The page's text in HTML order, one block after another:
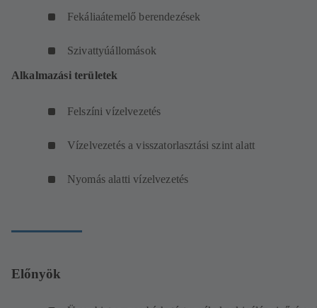
Fekáliaátemelő berendezések
Szivattyúállomások
Alkalmazási területek
Felszíni vízelvezetés
Vízelvezetés a visszatorlasztási szint alatt
Nyomás alatti vízelvezetés
Előnyök